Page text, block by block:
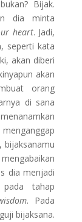
Bijak.
dia minta
heart. Jadi,
seperti kata
akan diberi
akan
orang
di sana
bijaksanamu
dia menjadi
tahap
. Pada
bijaksana.